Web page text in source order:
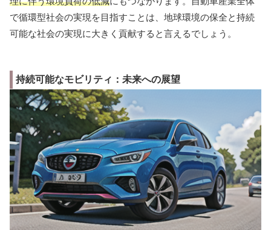
で循環型社会の実現を目指すことは、地球環境の保全と持続
可能な社会の実現に大きく貢献すると言えるでしょう。
持続可能なモビリティ：未来への展望